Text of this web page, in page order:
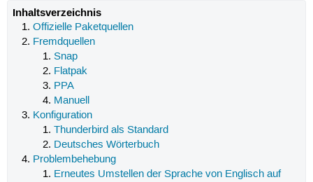
Inhaltsverzeichnis
Offizielle Paketquellen
Fremdquellen
Snap
Flatpak
PPA
Manuell
Konfiguration
Thunderbird als Standard
Deutsches Wörterbuch
Problembehebung
Erneutes Umstellen der Sprache von Englisch auf